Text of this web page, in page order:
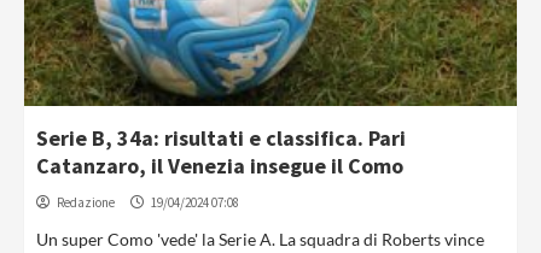
Serie B, 34a: risultati e classifica. Pari
Catanzaro, il Venezia insegue il Como
Redazione 19/04/2024 07:08
Un super Como 'vede' la Serie A. La squadra di Roberts vince